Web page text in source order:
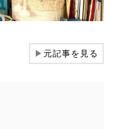
▶元記事を見る